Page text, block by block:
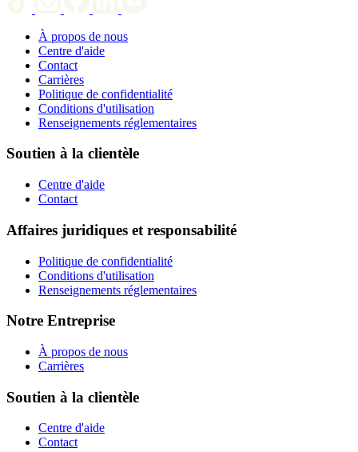
À propos de nous
Centre d'aide
Contact
Carrières
Politique de confidentialité
Conditions d'utilisation
Renseignements réglementaires
Soutien à la clientèle
Centre d'aide
Contact
Affaires juridiques et responsabilité
Politique de confidentialité
Conditions d'utilisation
Renseignements réglementaires
Notre Entreprise
À propos de nous
Carrières
Soutien à la clientèle
Centre d'aide
Contact